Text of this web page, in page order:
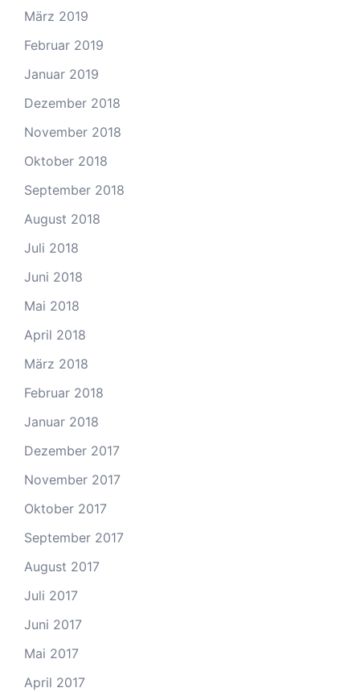
März 2019
Februar 2019
Januar 2019
Dezember 2018
November 2018
Oktober 2018
September 2018
August 2018
Juli 2018
Juni 2018
Mai 2018
April 2018
März 2018
Februar 2018
Januar 2018
Dezember 2017
November 2017
Oktober 2017
September 2017
August 2017
Juli 2017
Juni 2017
Mai 2017
April 2017